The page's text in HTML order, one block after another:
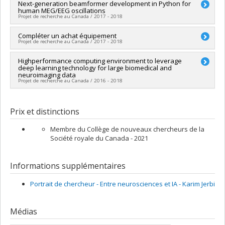
Chercheur principal :Karim Jerbi
Sources de financement :SPIIE/Secrétariat des programmes
interorganismes à l’intention des établissements
en recherche Apogée Canada/Bourse
Next-generation beamformer development in Python for
human MEG/EEG oscillations
Projet de recherche au Canada / 2017 - 2018
Chercheur principal :Karim Jerbi
Sources de financement :Karolinska Institutet
Programmes de subvention :
Compléter un achat équipement
Projet de recherche au Canada / 2017 - 2018
Chercheur principal :Karim Jerbi
Sources de financement :Université de Montréal
Programmes de subvention : PVXXXXXX-FEI sans restriction
Highperformance computing environment to leverage
deep learning technology for large biomedical and
neuroimaging data
Projet de recherche au Canada / 2016 - 2018
Co-chercheurs : Pascal Vincent
Karim Jerbi,Aaron Courville,Christopher Pal
Sources de financement :CRSNG/Conseil de recherches en
sciences naturelles et génie du Canada (CRSNG)
Programmes de subvention :
Prix et distinctions
Membre du Collège de nouveaux chercheurs de la
Société royale du Canada - 2021
Informations supplémentaires
Portrait de chercheur - Entre neurosciences et IA - Karim Jerbi
Médias